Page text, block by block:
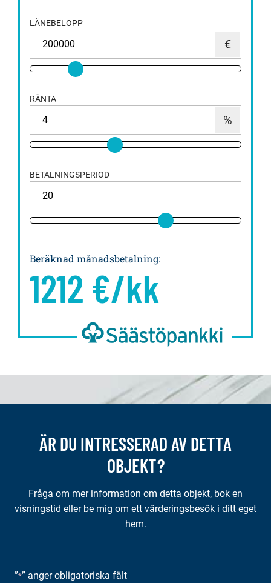
LÅNEBELOPP
RÄNTA
BETALNINGSPERIOD
Beräknad månadsbetalning:
1212 €/kk
ÄR DU INTRESSERAD AV DETTA
OBJEKT?
Fråga om mer information om detta objekt, bok en
visningstid eller be mig om ett värderingsbesök i ditt eget
hem.
”*” anger obligatoriska fält